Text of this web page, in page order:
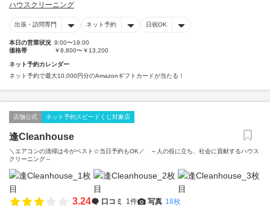
ハウスクリーニング
出張・訪問専門 ネット予約 日祝OK
本日の営業状況 9:00〜19:00
価格帯
￥8,800〜￥13,200
ネット予約カレンダー
ネット予約で最大10,000円分のAmazonギフトカードが当たる！
店舗公式 ネット予約スピードくじ対象店
逢Cleanhouse
＼エアコンの清掃は今がベスト☆当日予約もOK／ ～人の役に立ち、社会に貢献するハウス
クリーニング～
3.24 口コミ 1件 写真 18枚